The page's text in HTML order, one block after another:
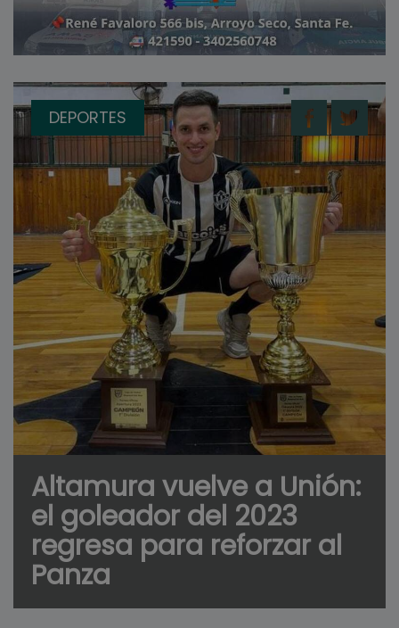
DEPORTES
Altamura vuelve a Unión:
el goleador del 2023
regresa para reforzar al
Panza